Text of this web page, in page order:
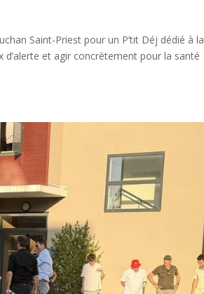
Saint-Priest pour un P’tit Déj dédié à la
et agir concrètement pour la santé